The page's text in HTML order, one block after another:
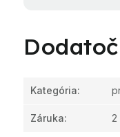
Kategória:
Záruka: 2